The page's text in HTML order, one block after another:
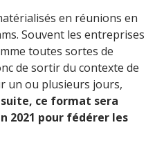
en réunions en
Souvent les entreprises
toutes sortes de
de sortir du contexte de
un ou plusieurs jours,
suite, ce format sera
2021 pour fédérer les